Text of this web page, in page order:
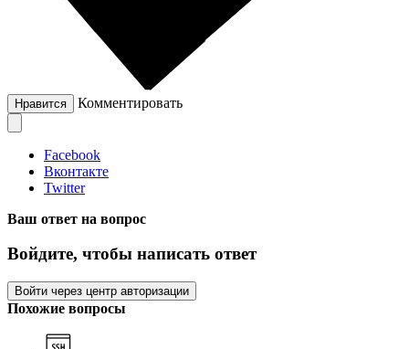
Нравится Комментировать
Facebook
Вконтакте
Twitter
Ваш ответ на вопрос
Войдите, чтобы написать ответ
Войти через центр авторизации
Похожие вопросы